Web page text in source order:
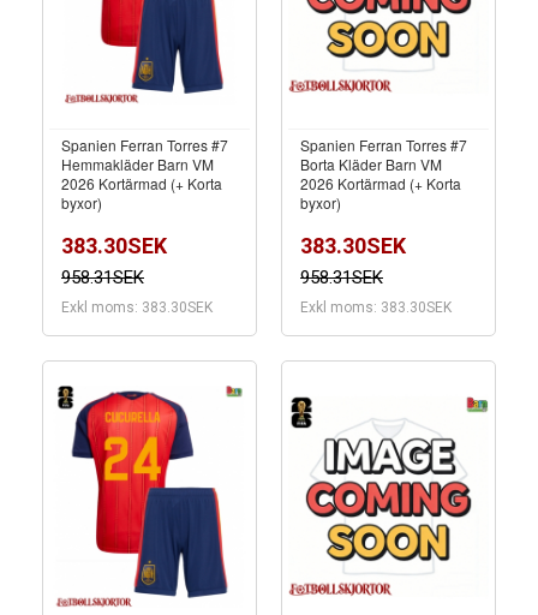
Spanien Ferran Torres #7
Hemmakläder Barn VM
2026 Kortärmad (+ Korta
byxor)
383.30SEK
958.31SEK
Exkl moms: 383.30SEK
Spanien Ferran Torres #7
Borta Kläder Barn VM
2026 Kortärmad (+ Korta
byxor)
383.30SEK
958.31SEK
Exkl moms: 383.30SEK